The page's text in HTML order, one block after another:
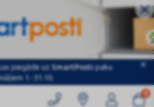
piegāde uz SmartPostipaku
1.-31.10.
0